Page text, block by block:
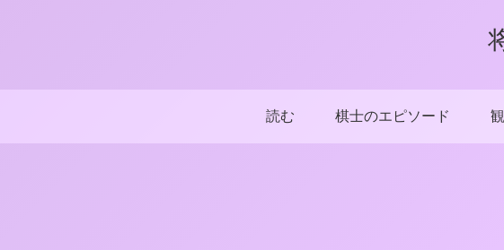
読む 棋士のエピソード